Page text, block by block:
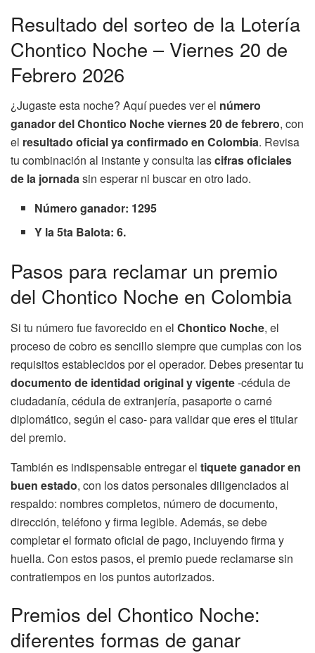
Resultado del sorteo de la Lotería
Chontico Noche – Viernes 20 de
Febrero 2026
¿Jugaste esta noche? Aquí puedes ver el número
ganador del Chontico Noche viernes 20 de febrero, con
el resultado oficial ya confirmado en Colombia. Revisa
tu combinación al instante y consulta lascifras oficiales
de la jornadasin esperar ni buscar en otro lado.
Número ganador: 1295
Y la 5ta Balota: 6.
Pasos para reclamar un premio
del Chontico Noche en Colombia
Si tu número fue favorecido en el Chontico Noche, el
proceso de cobro es sencillo siempre que cumplas con los
requisitos establecidos por el operador. Debes presentar tu
documento de identidad original y vigente-cédula de
ciudadanía, cédula de extranjería, pasaporte o carné
diplomático, según el caso- para validar que eres el titular
del premio.
También es indispensable entregar el tiquete ganador en
buen estado, con los datos personales diligenciados al
respaldo: nombres completos, número de documento,
dirección, teléfono y firma legible. Además, se debe
completar el formato oficial de pago, incluyendo firma y
huella. Con estos pasos, el premio puede reclamarse sin
contratiempos en los puntos autorizados.
Premios del Chontico Noche:
diferentes formas de ganar